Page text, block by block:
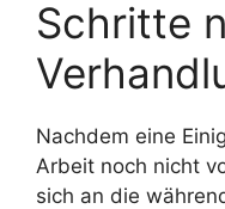
Schritte
Nachdem eine
Arbeit noch nicht
sich an die